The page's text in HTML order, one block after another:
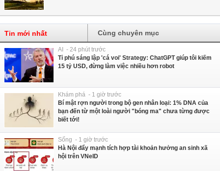
Tin mới nhất Cùng chuyên mục
AI - 24 phút trước
Tỉ phú sáng lập 'cá voi' Strategy: ChatGPT giúp tôi kiếm
15 tỷ USD, đừng làm việc nhiều hơn robot
Khám phá - 1 giờ trước
Bí mật rợn người trong bộ gen nhân loại: 1% DNA của
bạn đến từ một loài người "bóng ma" chưa từng được
biết tới!
Sống - 1 giờ trước
Hà Nội đẩy mạnh tích hợp tài khoản hưởng an sinh xã
hội trên VNeID